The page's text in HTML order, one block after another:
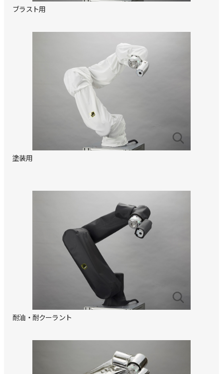
ブラスト用
塗装用
耐油・耐クーラント